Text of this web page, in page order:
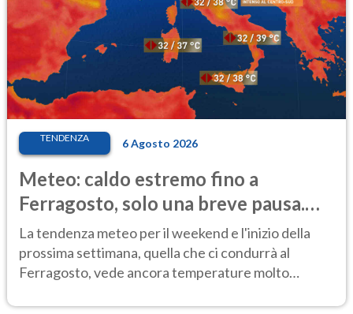
TENDENZA 6 Agosto 2026
Meteo: caldo estremo fino a
Ferragosto, solo una breve pausa.
Ecco dove
La tendenza meteo per il weekend e l'inizio della
prossima settimana, quella che ci condurrà al
Ferragosto, vede ancora temperature molto